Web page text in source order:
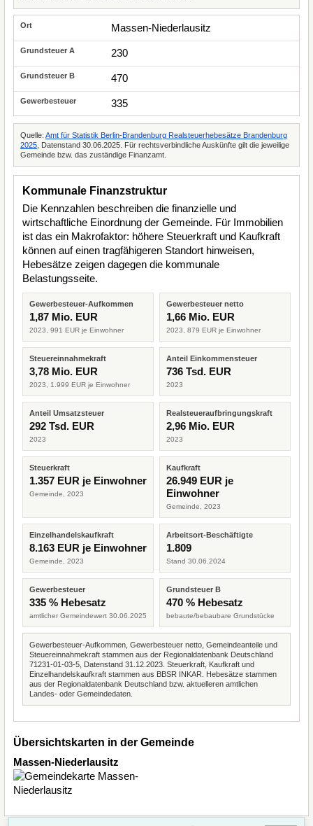
Massen-Niederlausitz
230
470
335
Quelle: Amt für Statistik Berlin-Brandenburg Realsteuerhebesätze Brandenburg
2025 , Datenstand 30.06.2025. Für rechtsverbindliche Auskünfte gilt die jeweilige
Gemeinde bzw. das zuständige Finanzamt.
Kommunale Finanzstruktur
Die Kennzahlen beschreiben die finanzielle und
wirtschaftliche Einordnung der Gemeinde. Für Immobilien
ist das ein Makrofaktor: höhere Steuerkraft und Kaufkraft
können auf einen tragfähigeren Standort hinweisen,
Hebesätze zeigen dagegen die kommunale
Belastungsseite.
Gewerbesteuer-Aufkommen
1,87 Mio. EUR
2023, 991 EUR je Einwohner
Gewerbesteuer netto
1,66 Mio. EUR
2023, 879 EUR je Einwohner
Steuereinnahmekraft
3,78 Mio. EUR
2023, 1.999 EUR je Einwohner
Anteil Einkommensteuer
736 Tsd. EUR
2023
Anteil Umsatzsteuer
292 Tsd. EUR
2023
Realsteueraufbringungskraft
2,96 Mio. EUR
2023
Steuerkraft
1.357 EUR je Einwohner
Gemeinde, 2023
Kaufkraft
26.949 EUR je
Einwohner
Gemeinde, 2023
Einzelhandelskaufkraft
8.163 EUR je Einwohner
Gemeinde, 2023
Arbeitsort-Beschäftigte
1.809
Stand 30.06.2024
Gewerbesteuer
335 % Hebesatz
amtlicher Gemeindewert 30.06.2025
Grundsteuer B
470 % Hebesatz
bebaute/bebaubare Grundstücke
Gewerbesteuer-Aufkommen, Gewerbesteuer netto, Gemeindeanteile und
Steuereinnahmekraft stammen aus der Regionaldatenbank Deutschland
71231-01-03-5, Datenstand 31.12.2023. Steuerkraft, Kaufkraft und
Einzelhandelskaufkraft stammen aus BBSR INKAR. Hebesätze stammen
aus der Regionaldatenbank Deutschland bzw. aktuelleren amtlichen
Landes- oder Gemeindedaten.
Übersichtskarten in der Gemeinde
Massen-Niederlausitz